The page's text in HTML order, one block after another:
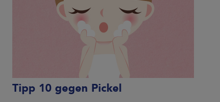
Tipp 10 gegen Pickel